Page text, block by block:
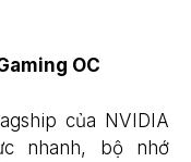
OC
của NVIDIA
nhanh, bộ nhớ